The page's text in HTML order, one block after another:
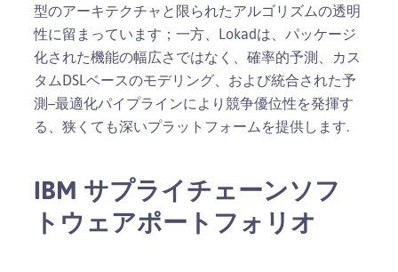
型のアーキテクチャと限られたアルゴリズムの透明
性に留まっています；一方、Lokadは、パッケージ
化された機能の幅広さではなく、確率的予測、カス
タムDSLベースのモデリング、および統合された予
測–最適化パイプラインにより競争優位性を発揮す
る、狭くても深いプラットフォームを提供します.
IBM サプライチェーンソフ
トウェアポートフォリオ